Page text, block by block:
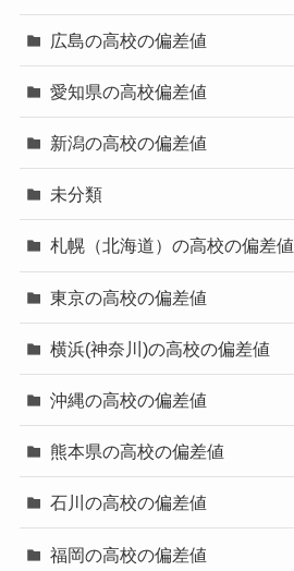
広島の高校の偏差値
愛知県の高校偏差値
新潟の高校の偏差値
未分類
札幌（北海道）の高校の偏差値
東京の高校の偏差値
横浜(神奈川)の高校の偏差値
沖縄の高校の偏差値
熊本県の高校の偏差値
石川の高校の偏差値
福岡の高校の偏差値